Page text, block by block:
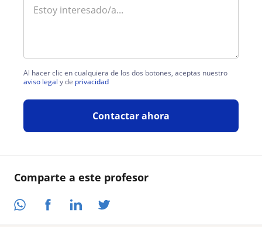
Comparte a este profesor
Al hacer clic en cualquiera de los dos botones, aceptas nuestro
aviso legal y de privacidad
Contactar ahora